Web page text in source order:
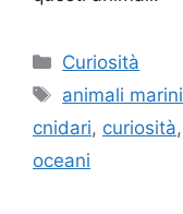
Categorie
Curiosità
Tag
animali marini
cnidari, curiosità,
oceani